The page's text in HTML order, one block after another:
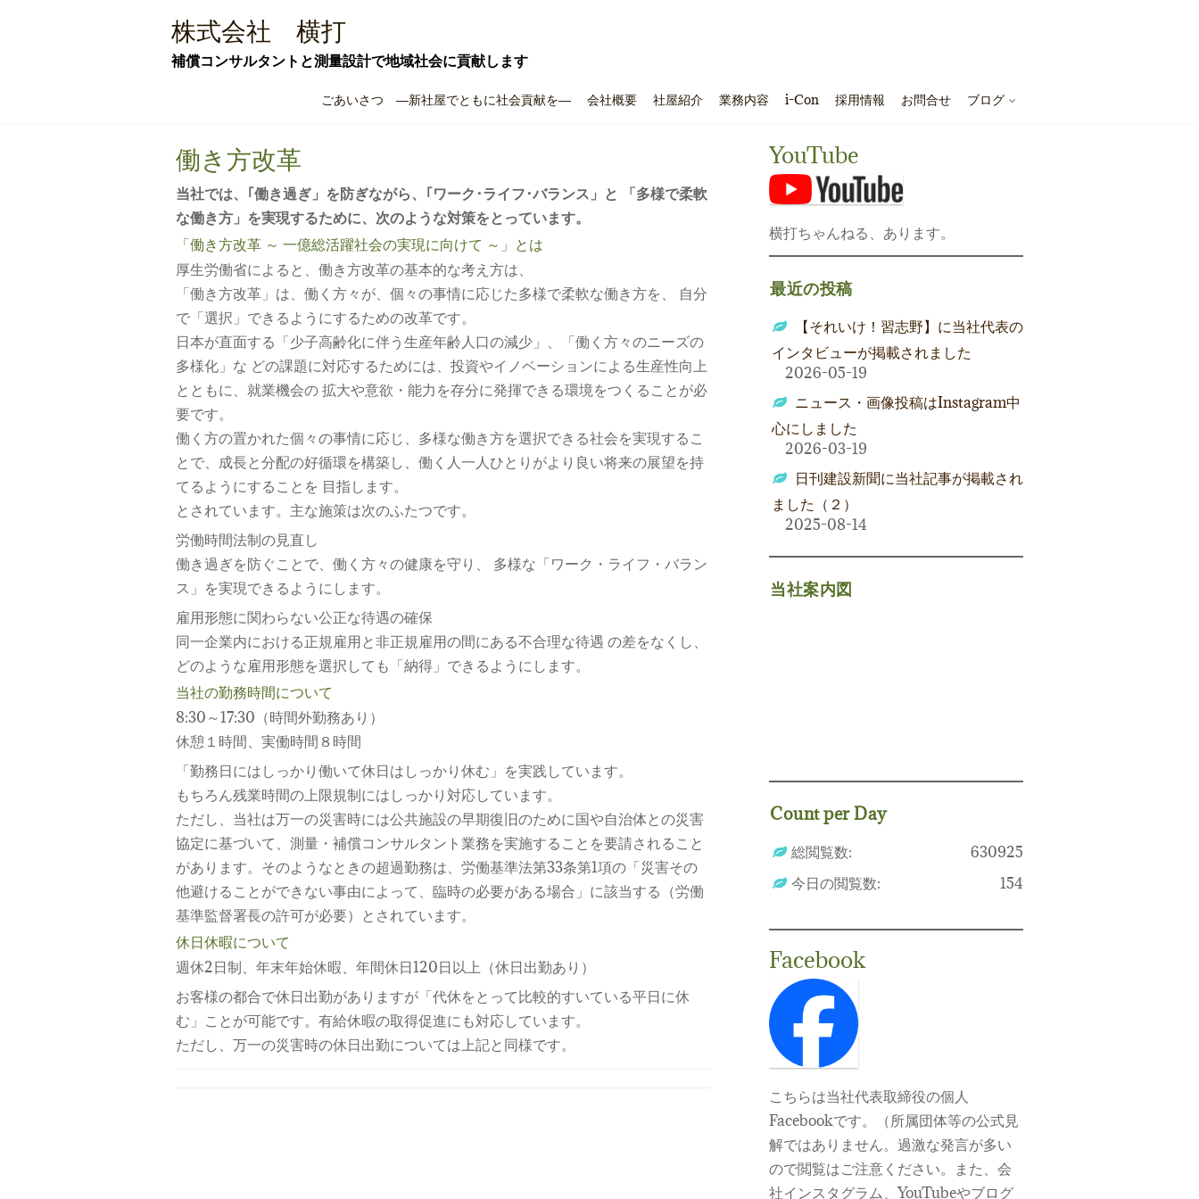
株式会社 横打
補償コンサルタントと測量設計で地域社会に貢献します
ごあいさつ ―新社屋でともに社会貢献を― 会社概要 社屋紹介 業務内容 i-Con 採用情報 お問合せ ブログ
働き方改革
当社では、｢働き過ぎ」を防ぎながら、｢ワーク･ライフ･バランス」と 「多様で柔軟
な働き方」を実現するために、次のような対策をとっています。
「働き方改革 ～ 一億総活躍社会の実現に向けて ～」とは
厚生労働省によると、働き方改革の基本的な考え方は、
「働き方改革」は、働く方々が、個々の事情に応じた多様で柔軟な働き方を、 自分
で「選択」できるようにするための改革です。
日本が直面する「少子高齢化に伴う生産年齢人口の減少」、「働く方々のニーズの
多様化」な どの課題に対応するためには、投資やイノベーションによる生産性向上
とともに、就業機会の 拡大や意欲・能力を存分に発揮できる環境をつくることが必
要です。
働く方の置かれた個々の事情に応じ、多様な働き方を選択できる社会を実現するこ
とで、成長と分配の好循環を構築し、働く人一人ひとりがより良い将来の展望を持
てるようにすることを 目指します。
とされています。主な施策は次のふたつです。
労働時間法制の見直し
働き過ぎを防ぐことで、働く方々の健康を守り、 多様な「ワーク・ライフ・バラン
ス」を実現できるようにします。
雇用形態に関わらない公正な待遇の確保
同一企業内における正規雇用と非正規雇用の間にある不合理な待遇 の差をなくし、
どのような雇用形態を選択しても「納得」できるようにします。
当社の勤務時間について
8:30～17:30（時間外勤務あり）
休憩１時間、実働時間８時間
「勤務日にはしっかり働いて休日はしっかり休む」を実践しています。
もちろん残業時間の上限規制にはしっかり対応しています。
ただし、当社は万一の災害時には公共施設の早期復旧のために国や自治体との災害
協定に基づいて、測量・補償コンサルタント業務を実施することを要請されること
があります。そのようなときの超過勤務は、労働基準法第33条第1項の「災害その
他避けることができない事由によって、臨時の必要がある場合」に該当する（労働
基準監督署長の許可が必要）とされています。
休日休暇について
週休2日制、年末年始休暇、年間休日120日以上（休日出勤あり）
お客様の都合で休日出勤がありますが「代休をとって比較的すいている平日に休
む」ことが可能です。有給休暇の取得促進にも対応しています。
ただし、万一の災害時の休日出勤については上記と同様です。
YouTube
横打ちゃんねる、あります。
最近の投稿
【それいけ！習志野】に当社代表の
インタビューが掲載されました
2026-05-19
ニュース・画像投稿はInstagram中
心にしました
2026-03-19
日刊建設新聞に当社記事が掲載され
ました（２）
2025-08-14
当社案内図
Count per Day
630925
総閲覧数:
154
今日の閲覧数:
Facebook
こちらは当社代表取締役の個人
Facebookです。（所属団体等の公式見
解ではありません。過激な発言が多い
ので閲覧はご注意ください。また、会
社インスタグラム、YouTubeやブログ